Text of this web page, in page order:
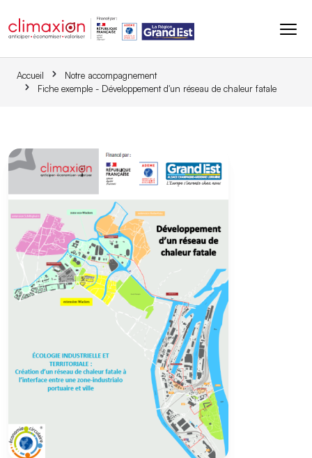
Accueil
Notre accompagnement
Fiche exemple - Développement d'un réseau de chaleur fatale